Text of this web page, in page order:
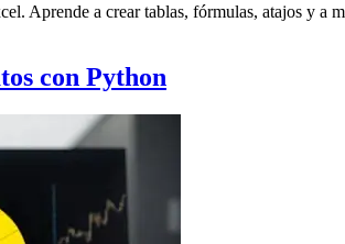
Aprende a crear tablas, fórmulas, atajos y
con Python